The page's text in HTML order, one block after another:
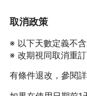
取消政策
※ 以下天數定義不
※ 改期視同取消重
有條件退改，參閱